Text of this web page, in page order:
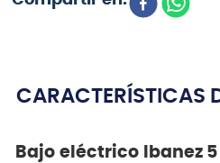
CARACTERÍSTICAS
Bajo eléctrico Ibanez 5